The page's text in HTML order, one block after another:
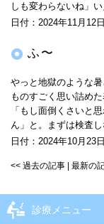
しも変わらないね」
日付： 2024年11月12日
ふ〜
やっと地獄のような
ものすごく思い詰め
「もし面倒くさいと
ん」と。まずは検査
日付： 2024年10月23日
<< 過去の記事 最新の
診療メニュー